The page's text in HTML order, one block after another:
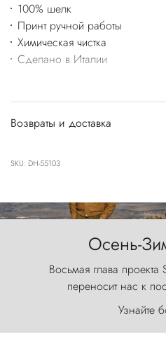
100% шелк
Принт ручной работы
Химическая чистка
Сделано в Италии
Возвраты и доставка
SKU: DH-55103
Осень-
Восьмая глава
переносит нас к
первозданного
первобытной яростью
Торрес-дель-Пайне,
Узнайте